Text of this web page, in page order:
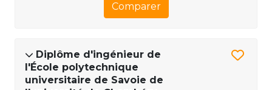
Comparer
Diplôme d'ingénieur de
l'École polytechnique
universitaire de Savoie de